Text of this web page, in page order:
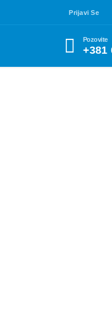
Prijavi Se
Pozovite
+381